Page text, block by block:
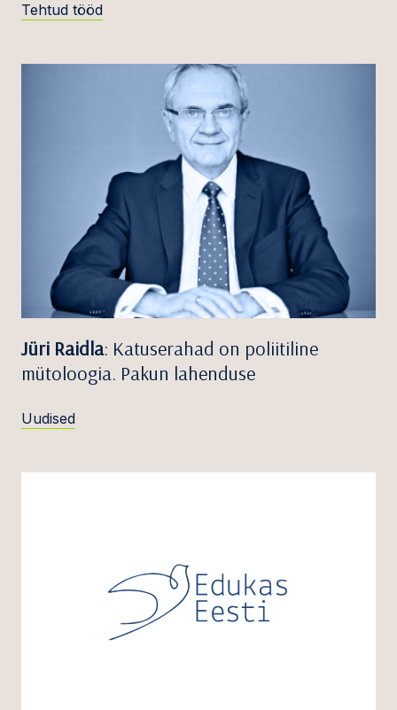
Tehtud tööd
Jüri Raidla: Katuserahad on poliitiline
mütoloogia. Pakun lahenduse
Uudised